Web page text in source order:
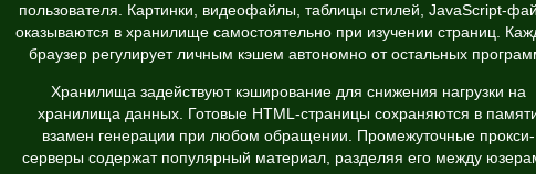
пользователя. Картинки, видеофайлы, таблицы стилей, JavaScript-
оказываются в хранилище самостоятельно при изучении страниц.
браузер регулирует личным кэшем автономно от остальных
Хранилища задействуют кэширование для снижения нагрузки на
хранилища данных. Готовые HTML-страницы сохраняются в
взамен генерации при любом обращении. Промежуточные прокси-
серверы содержат популярный материал, разделяя его между